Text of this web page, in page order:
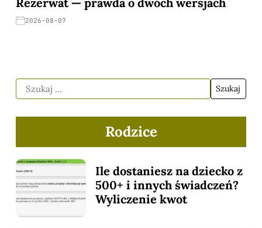
2026-08-07
Rodzice
Ile dostaniesz na dziecko z
500+ i innych świadczeń?
Wyliczenie kwot